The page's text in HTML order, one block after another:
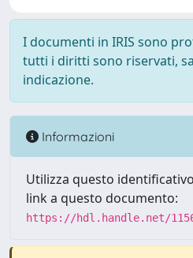
I documenti in IRIS sono
tutti i diritti sono riservati,
indicazione.
Informazioni
Utilizza questo
link a questo documento:
https://hdl.handle.net/